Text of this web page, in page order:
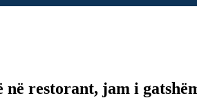
restorant, jam i